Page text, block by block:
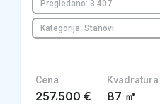
Pregledano: 3.407
Kategorija: Stanovi
Cena
257.500 €
Kvadratura
87 ㎡